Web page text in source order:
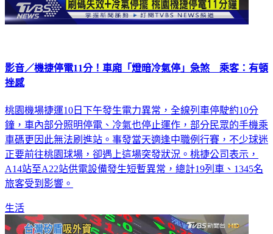
影音／機捷停電11分！車廂「燈暗冷氣停」急煞 乘客：有頓
挫感
桃園機場捷運10日下午發生電力異常，全線列車停駛約10分
鐘，車內部分照明停電、冷氣也停止運作，部分民眾的手機乘
車碼更因此無法刷進站。事發當天適逢中職例行賽，不少球迷
正要前往桃園球場，卻遇上這場突發狀況。桃捷公司表示，
A14站至A22站供電設備發生短暫異常，總計19列車、1345名
旅客受到影響。
生活